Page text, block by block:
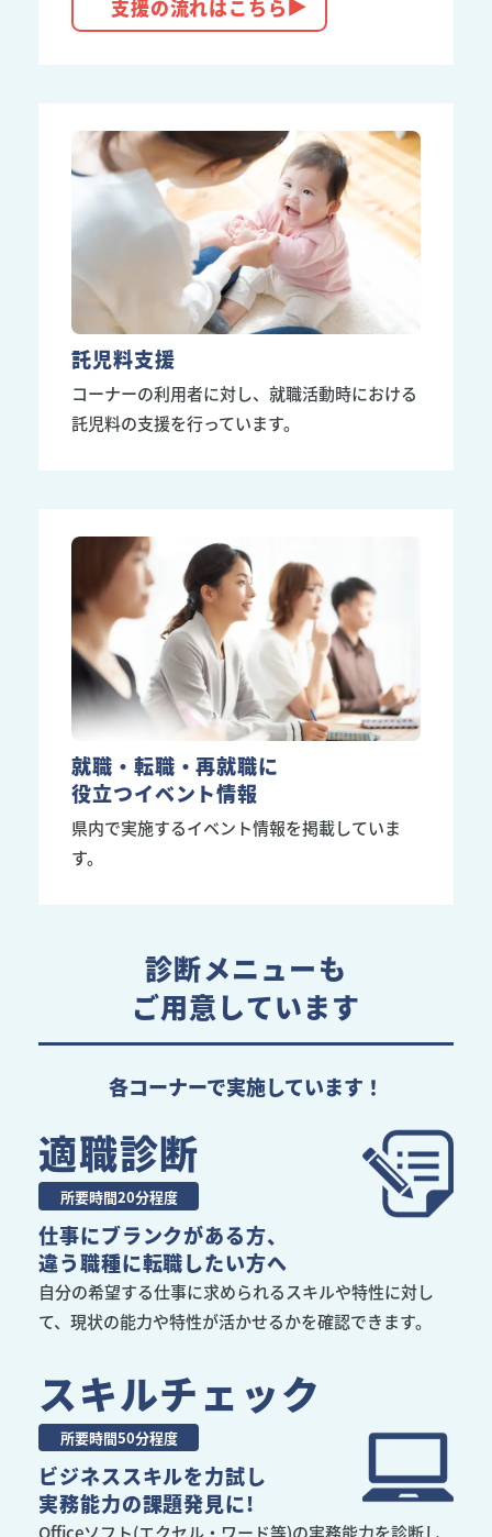
支援の流れはこちら
託児料支援
コーナーの利用者に対し、就職活動時における
託児料の支援を行っています。
就職・転職・再就職に
役立つイベント情報
県内で実施するイベント情報を掲載していま
す。
診断メニューも
ご用意しています
各コーナーで実施しています！
適職診断
所要時間20分程度
仕事にブランクがある方、
違う職種に転職したい方へ
自分の希望する仕事に求められるスキルや特性に対し
て、現状の能力や特性が活かせるかを確認できます。
スキルチェック
所要時間50分程度
ビジネススキルを力試し
実務能力の課題発見に!
Officeソフト(エクセル・ワード等)の実務能力を診断し